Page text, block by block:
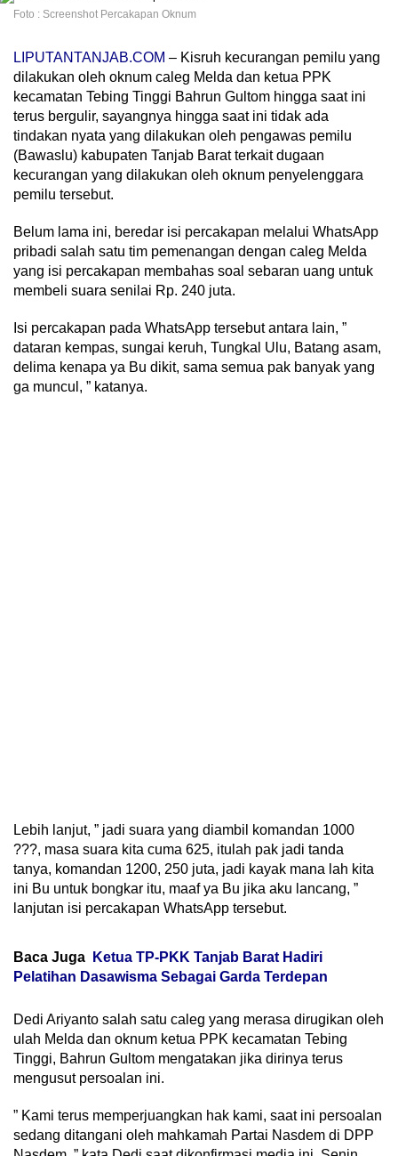
Foto : Screenshot Percakapan Oknum
LIPUTANTANJAB.COM – Kisruh kecurangan pemilu yang
dilakukan oleh oknum caleg Melda dan ketua PPK
kecamatan Tebing Tinggi Bahrun Gultom hingga saat ini
terus bergulir, sayangnya hingga saat ini tidak ada
tindakan nyata yang dilakukan oleh pengawas pemilu
(Bawaslu) kabupaten Tanjab Barat terkait dugaan
kecurangan yang dilakukan oleh oknum penyelenggara
pemilu tersebut.
Belum lama ini, beredar isi percakapan melalui WhatsApp
pribadi salah satu tim pemenangan dengan caleg Melda
yang isi percakapan membahas soal sebaran uang untuk
membeli suara senilai Rp. 240 juta.
Isi percakapan pada WhatsApp tersebut antara lain, ”
dataran kempas, sungai keruh, Tungkal Ulu, Batang asam,
delima kenapa ya Bu dikit, sama semua pak banyak yang
ga muncul, ” katanya.
Lebih lanjut, ” jadi suara yang diambil komandan 1000
???, masa suara kita cuma 625, itulah pak jadi tanda
tanya, komandan 1200, 250 juta, jadi kayak mana lah kita
ini Bu untuk bongkar itu, maaf ya Bu jika aku lancang, ”
lanjutan isi percakapan WhatsApp tersebut.
Baca Juga
Ketua TP-PKK Tanjab Barat Hadiri
Pelatihan Dasawisma Sebagai Garda Terdepan
Dedi Ariyanto salah satu caleg yang merasa dirugikan oleh
ulah Melda dan oknum ketua PPK kecamatan Tebing
Tinggi, Bahrun Gultom mengatakan jika dirinya terus
mengusut persoalan ini.
” Kami terus memperjuangkan hak kami, saat ini persoalan
sedang ditangani oleh mahkamah Partai Nasdem di DPP